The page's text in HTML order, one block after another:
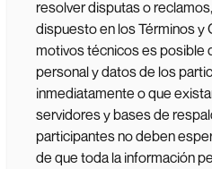
resolver disputas o
dispuesto en los Términos y
motivos técnicos es posible
personal y datos de los
inmediatamente o que
servidores y bases de
participantes no deben
de que toda la información